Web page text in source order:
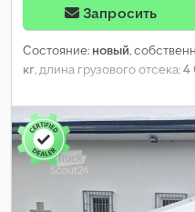
Запросить
Состояние: новый,
кг, длина грузового отсека:4
, Год